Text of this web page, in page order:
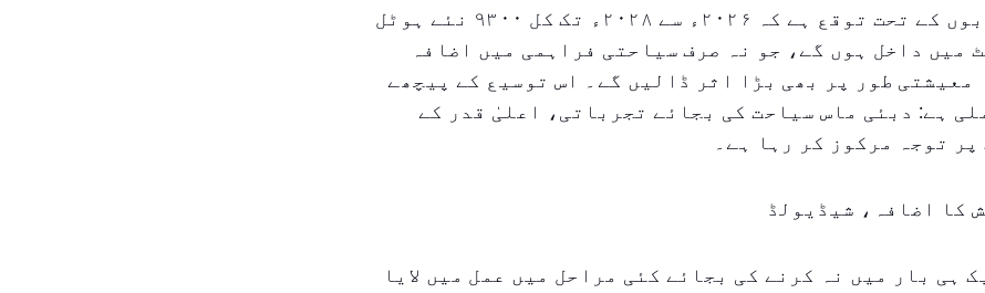
موجودہ منصوبوں کے تحت توقع ہے کہ ۲۰۲۶ء سے ۲۰۲۸ء تک کل ۹۳۰۰ نئے ہوٹل
میں داخل ہوں گے، جو نہ صرف سیاحتی فراہمی میں اضافہ
معیشتی طور پر بھی بڑا اثر ڈالیں گے۔ اس توسیع کے پیچھے
ہے: دبئی ماس سیاحت کی بجائے تجرباتی، اعلیٰ قدر کے
توجہ مرکوز کر رہا ہے۔
کا اضافہ، شیڈیولڈ
ہی بار میں نہ کرنے کی بجائے کئی مراحل میں عمل میں لایا